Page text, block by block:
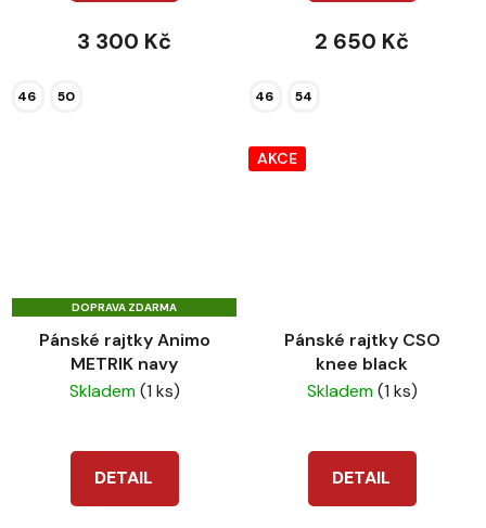
3 300 Kč
46 50
2 650 Kč
46 54
DOPRAVA ZDARMA
Pánské rajtky Animo
METRIK navy
Skladem(1 ks)
DETAIL
AKCE
Pánské rajtky CSO
knee black
Skladem(1 ks)
DETAIL